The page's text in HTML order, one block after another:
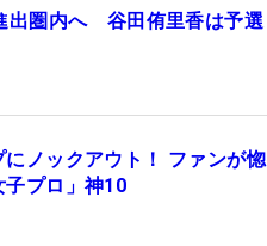
出圏内へ 谷田侑里香は予選
ノックアウト！ ファンが惚
子プロ」神10